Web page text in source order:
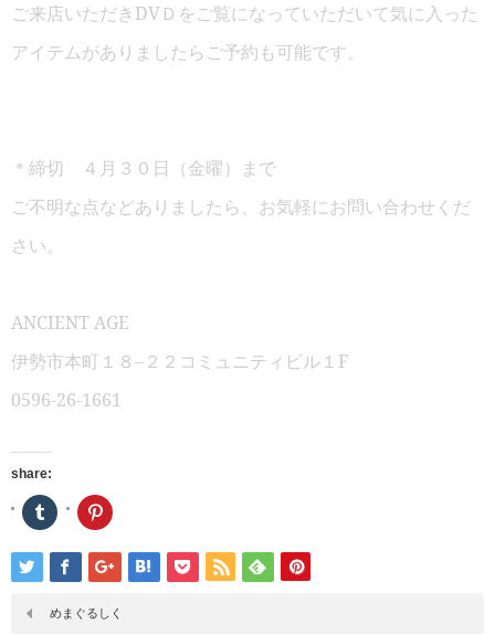
ご来店いただき DVＤをご覧になっていただいて気に入った
アイテムがありましたらご予約も可能です。
＊締切 ４月３０日（金曜）まで
ご不明な点などありましたら、お気軽にお問い合わせくだ
さい。
ANCIENT AGE
伊勢市本町１８–２２コミュニティビル１ F
0596-26-1661
share:
ク
リ
ク
し
て
で
共
ク
リ
ク
し
て
で
共
めまぐるしく